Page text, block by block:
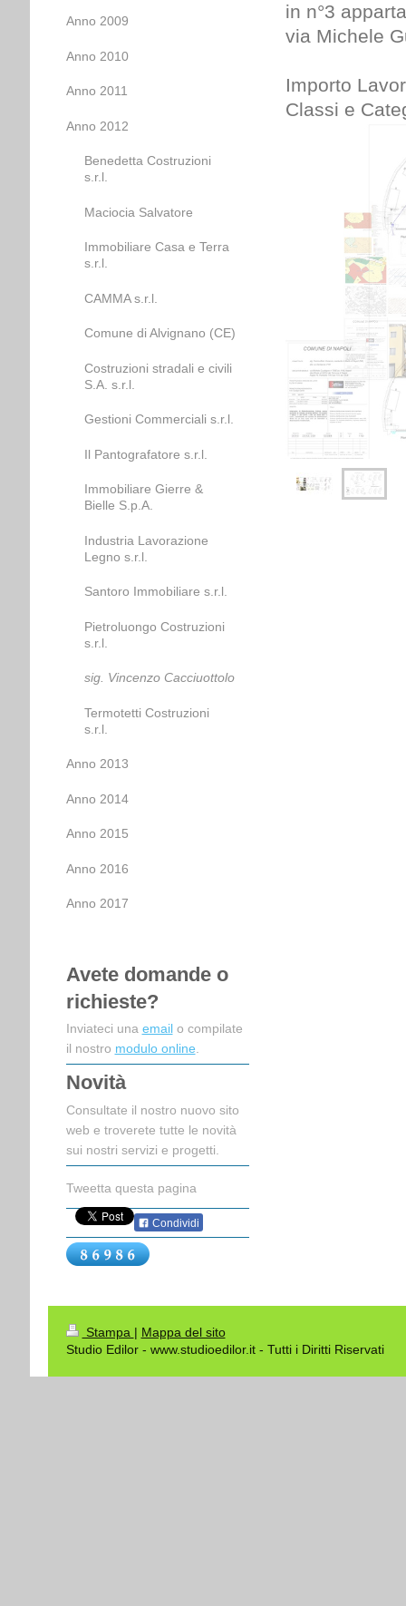
in n°3
via Michele
Importo
Classi e
Anno 2009
Anno 2010
Anno 2011
Anno 2012
Benedetta Costruzioni
s.r.l.
Maciocia Salvatore
Immobiliare Casa e Terra
s.r.l.
CAMMA s.r.l.
Comune di Alvignano (CE)
Costruzioni stradali e civili
S.A. s.r.l.
Gestioni Commerciali s.r.l.
Il Pantografatore s.r.l.
Immobiliare Gierre &
Bielle S.p.A.
Industria Lavorazione
Legno s.r.l.
Santoro Immobiliare s.r.l.
Pietroluongo Costruzioni
s.r.l.
sig. Vincenzo Cacciuottolo
Termotetti Costruzioni
s.r.l.
Anno 2013
Anno 2014
Anno 2015
Anno 2016
Anno 2017
Avete domande o
richieste?
Inviateci una emailo compilate
il nostro modulo online.
Novità
Consultate il nostro nuovo sito
web e troverete tutte le novità
sui nostri servizi e progetti.
Tweetta questa pagina
Condividi
Stampa | Mappa del sito
Studio Edilor - www.studioedilor.it - Tutti i Diritti Riservati